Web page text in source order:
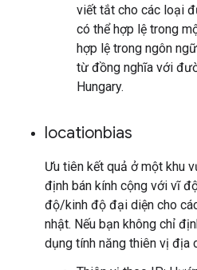
viết tắt cho các loại
có thể hợp lệ trong
hợp lệ trong ngôn
từ đồng nghĩa với
Hungary.
locationbias
Ưu tiên kết quả ở một khu
định bán kính cộng với vĩ
độ/kinh độ đại diện cho
nhật. Nếu bạn không chỉ
dụng tính năng thiên vị địa